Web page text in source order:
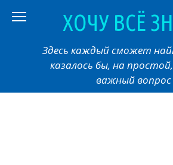
ХОЧУ ВСЁ
Здесь каждый сможет
казалось бы, на
важный вопрос